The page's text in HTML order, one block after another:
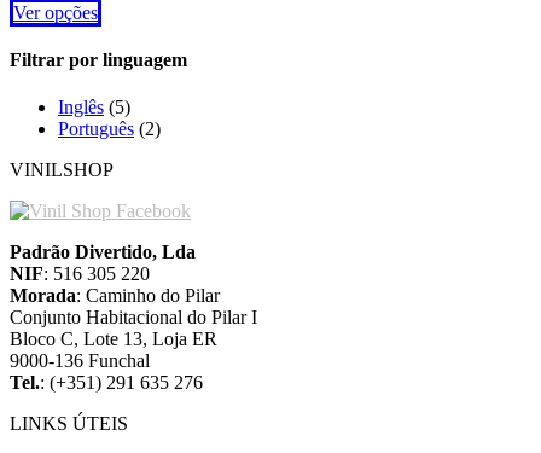
Ver opções
Filtrar por linguagem
Inglês (5)
Português (2)
VINILSHOP
Padrão Divertido, Lda
NIF: 516 305 220
Morada: Caminho do Pilar
Conjunto Habitacional do Pilar I
Bloco C, Lote 13, Loja ER
9000-136 Funchal
Tel.: (+351) 291 635 276
LINKS ÚTEIS